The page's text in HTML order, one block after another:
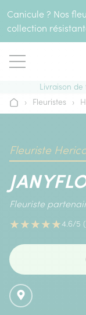
Canicule ? Nos
collection
Livraison
Accueil
› Fleuristes ›
Fleuriste
Fleuriste
★★★★★4.6/5